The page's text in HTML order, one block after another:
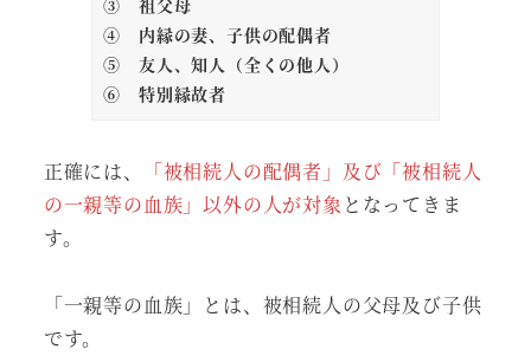
③ 祖父母
④ 内縁の妻、子供の配偶者
⑤ 友人、知人（全くの他人）
⑥ 特別縁故者
正確には、
「被相続人の配偶者」及び「被相続人
の一親等の血族」以外の人が対象 となってきま
す。
「一親等の血族」とは、被相続人の父母及び子供
です。